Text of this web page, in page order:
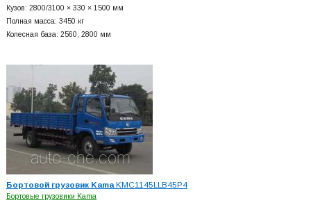
Кузов: 2800/3100 × 330 × 1500 мм
Полная масса: 3450 кг
Колесная база: 2560, 2800 мм
Бортовой грузовик KamaKMC1145LLB45P4
Бортовые грузовики Kama